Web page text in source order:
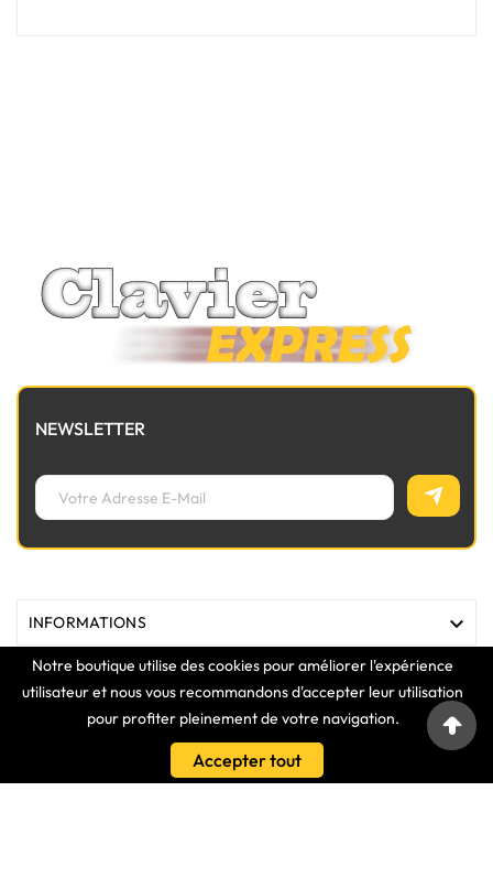
Notre boutique utilise des cookies pour améliorer l'expérience
utilisateur et nous vous recommandons d'accepter leur utilisation
pour profiter pleinement de votre navigation.
Accepter tout
NEWSLETTER
INFORMATIONS 

